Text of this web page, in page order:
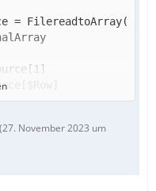
(27. November 2023 um